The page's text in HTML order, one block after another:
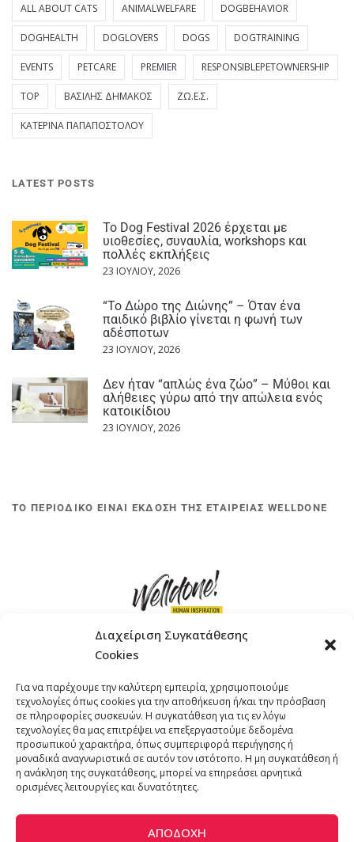
Διαχείριση Συγκατάθεσης
Cookies
Για να παρέχουμε την καλύτερη εμπειρία, χρησιμοποιούμε
τεχνολογίες όπως cookies για την αποθήκευση ή/και την πρόσβαση
σε πληροφορίες συσκευών. Η συγκατάθεση για τις εν λόγω
τεχνολογίες θα μας επιτρέψει να επεξεργαστούμε δεδομένα
προσωπικού χαρακτήρα, όπως συμπεριφορά περιήγησης ή
μοναδικά αναγνωριστικά σε αυτόν τον ιστότοπο. Η μη συγκατάθεση ή
η ανάκληση της συγκατάθεσης, μπορεί να επηρεάσει αρνητικά
ορισμένες λειτουργίες και δυνατότητες.
ΑΠΟΔΟΧΉ
ALL ABOUT CATS ANIMALWELFARE DOGBEHAVIOR
DOGHEALTH DOGLOVERS DOGS DOGTRAINING
EVENTS PETCARE PREMIER RESPONSIBLEPETOWNERSHIP
TOP ΒΑΣΊΛΗΣ ΔΗΜΆΚΟΣ ΖΩ.Ε.Σ.
ΚΑΤΕΡΊΝΑ ΠΑΠΑΠΟΣΤΌΛΟΥ
LATEST POSTS
Το Dog Festival 2026 έρχεται με
υιοθεσίες, συναυλία, workshops και
πολλές εκπλήξεις
23 ΙΟΥΛΊΟΥ, 2026
“Το Δώρο της Διώνης” – Όταν ένα
παιδικό βιβλίο γίνεται η φωνή των
αδέσποτων
23 ΙΟΥΛΊΟΥ, 2026
Δεν ήταν “απλώς ένα ζώο” – Μύθοι και
αλήθειες γύρω από την απώλεια ενός
κατοικίδιου
23 ΙΟΥΛΊΟΥ, 2026
ΤΟ ΠΕΡΙΟΔΙΚΟ ΕΙΝΑΙ ΕΚΔΟΣΗ ΤΗΣ ΕΤΑΙΡΕΙΑΣ WELLDONE
ΤΗΛΕΦΩΝΟ: +30 211 4021758
EMAIL:info@welldone.com.gr